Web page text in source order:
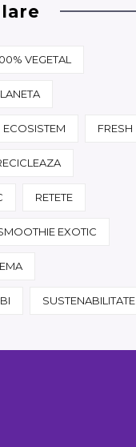
VEGETAL
ECOSISTEM FRESH
RETETE
EXOTIC
SUSTENABILITATE